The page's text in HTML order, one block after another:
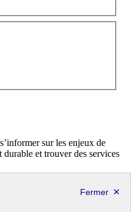
sur les enjeux de
et trouver des services